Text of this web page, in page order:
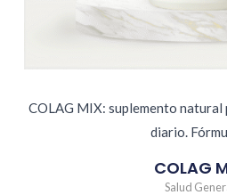
COLAG MIX: suplemento
diario.
COLAG
Salud